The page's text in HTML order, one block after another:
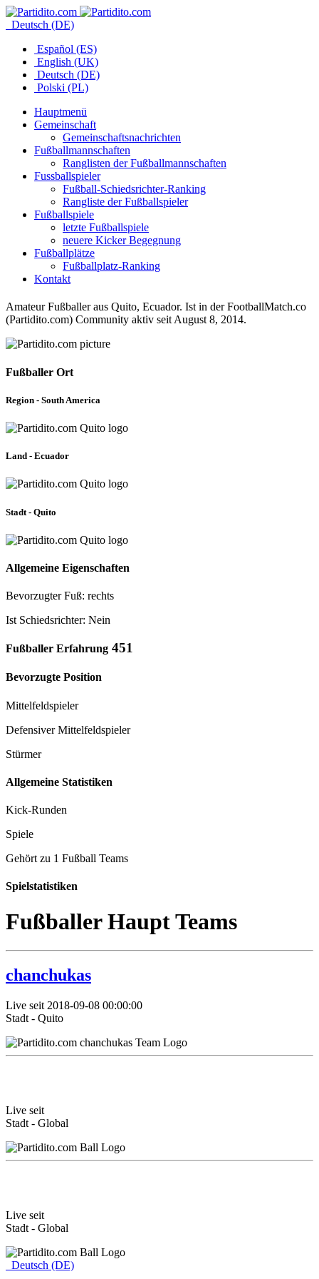
Deutsch (DE)
Español (ES)
English (UK)
Deutsch (DE)
Polski (PL)
Hauptmenü
Gemeinschaft
Gemeinschaftsnachrichten
Fußballmannschaften
Ranglisten der Fußballmannschaften
Fussballspieler
Fußball-Schiedsrichter-Ranking
Rangliste der Fußballspieler
Fußballspiele
letzte Fußballspiele
neuere Kicker Begegnung
Fußballplätze
Fußballplatz-Ranking
Kontakt
Amateur Fußballer aus Quito, Ecuador. Ist in der FootballMatch.co
(Partidito.com) Community aktiv seit August 8, 2014.
Fußballer Ort
Region - South America
Land - Ecuador
Stadt - Quito
Allgemeine Eigenschaften
Bevorzugter Fuß: rechts
Ist Schiedsrichter: Nein
Fußballer Erfahrung 451
Bevorzugte Position
Mittelfeldspieler
Defensiver Mittelfeldspieler
Stürmer
Allgemeine Statistiken
Kick-Runden
Spiele
Gehört zu 1 Fußball Teams
Spielstatistiken
Fußballer Haupt Teams
chanchukas
Live seit 2018-09-08 00:00:00
Stadt - Quito
Live seit
Stadt - Global
Live seit
Stadt - Global
Deutsch (DE)